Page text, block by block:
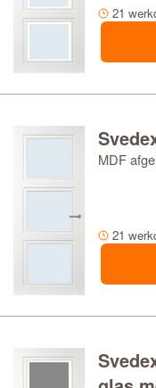
21
MDF
21